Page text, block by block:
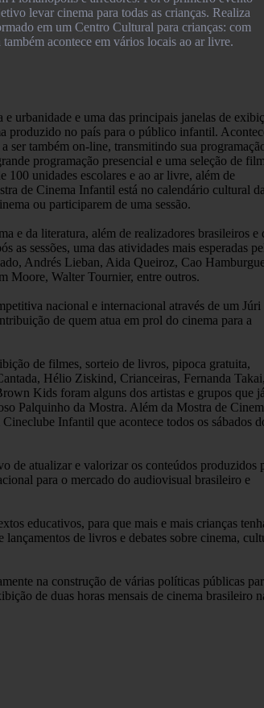
levar cinema para todas as crianças. Realiza
em um Centro Cultural para crianças: com
acontece em vários locais ao ar livre.
urbanidade e uma das principais janelas de
produzido no país para o público infantil.
ser também on-line, transmitindo sua
programação presencial e uma seleção de
100 unidades escolares e ao ar livre, além de
de Cinema Infantil está no calendário cultural da
ou participarem de uma sessão.
e da literatura, além de realizadores brasileiros e
as sessões, uma das atividades mais esperadas
Andrés Lieban, Aida Queiroz, Cao
Moore, Walter Tournier, entre outros.
nacional e internacional através de um Júri
de quem atua em prol do cinema para a
de filmes, sorteio de livros, pipoca gratuita,
Hélio Ziskind, Crianceiras, Fernanda Takai,
Kids foram alguns dos artistas e grupos que já
Palquinho da Mostra. Além da Mostra de
Infantil que acontece todos os sábados
de atualizar e valorizar os conteúdos produzidos
para o mercado do audiovisual brasileiro e
educativos, para que mais e mais crianças
de livros e debates sobre cinema,
na construção de várias políticas públicas
de duas horas mensais de cinema brasileiro